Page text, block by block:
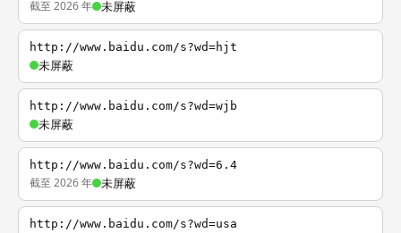
截至 2026 年 未屏蔽
http://www.baidu.com/s?wd=hjt
未屏蔽
http://www.baidu.com/s?wd=wjb
未屏蔽
http://www.baidu.com/s?wd=6.4
截至 2026 年 未屏蔽
http://www.baidu.com/s?wd=usa